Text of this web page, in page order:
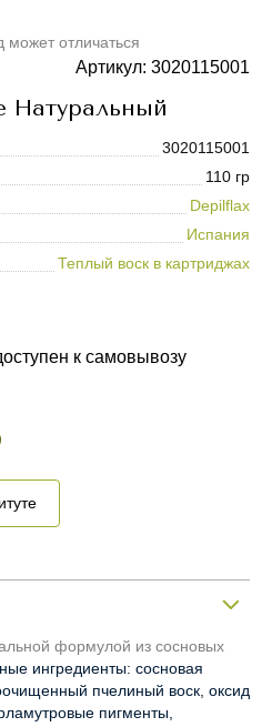
может отличаться
Артикул: 3020115001
Натуральный
3020115001
110 гр
Depilflax
Испания
Теплый воск в картриджах
к самовывозу
формулой из сосновых
ингредиенты: сосновая
пчелиный воск, оксид
пигменты,